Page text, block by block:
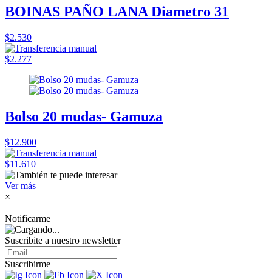
BOINAS PAÑO LANA Diametro 31
$2.530
$2.277
Bolso 20 mudas- Gamuza
$12.900
$11.610
Ver más
×
Notificarme
Suscribite a nuestro newsletter
Suscribirme